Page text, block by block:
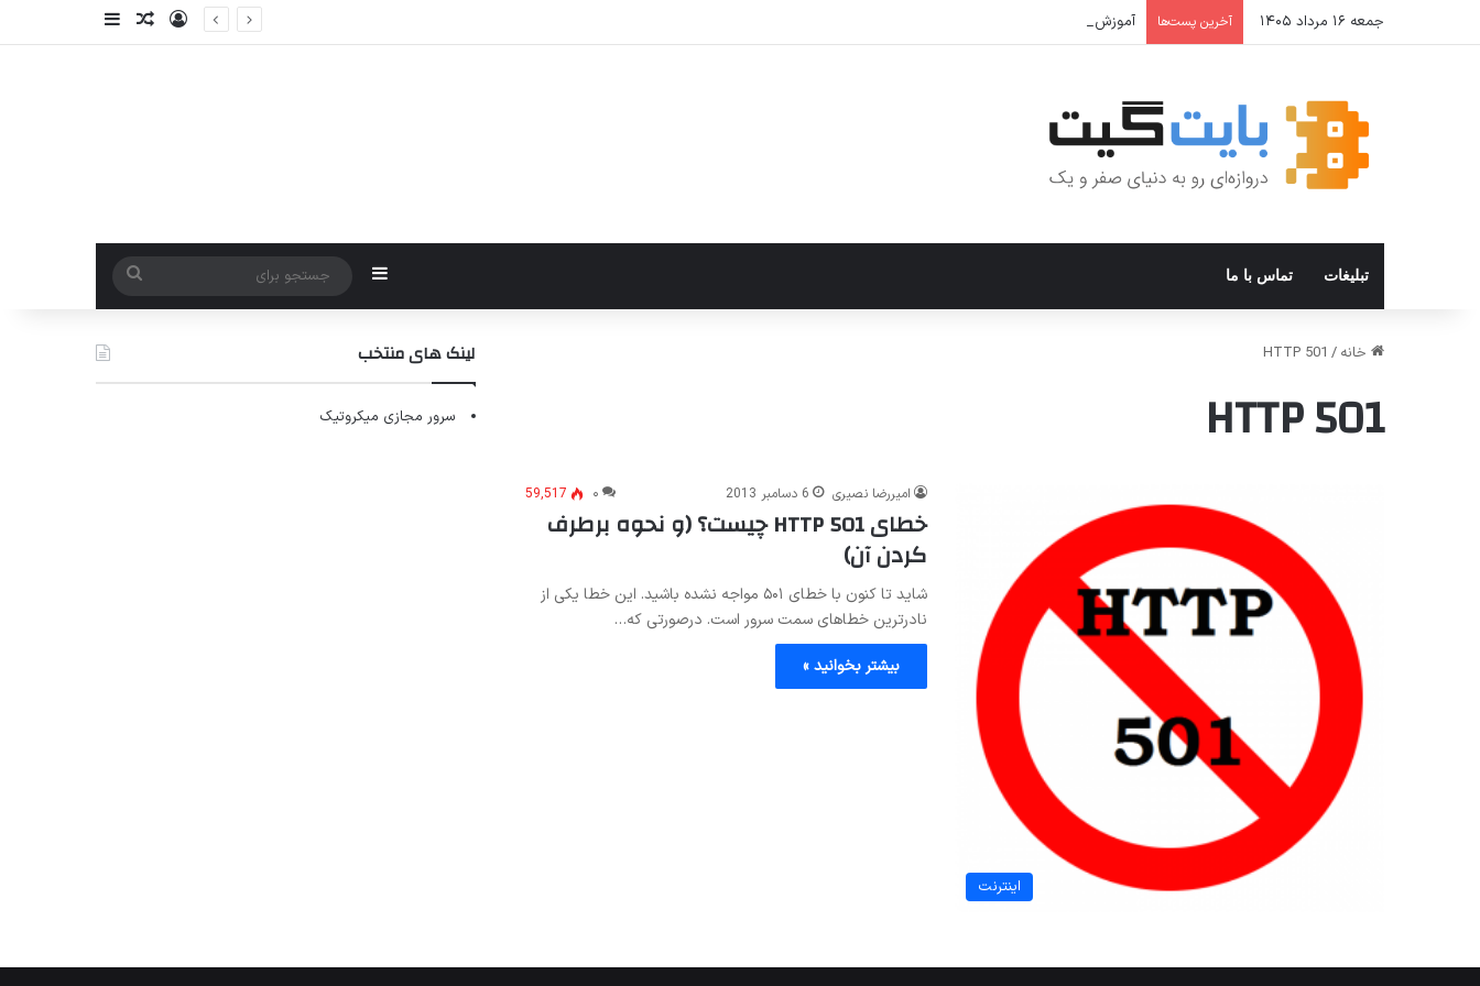
جمعه ۱۶ مرداد ۱۴۰۵ آخرین پست‌ها آموزش جامع Cron Job در Hermes Agent؛ قابلیت زمان‌بندی خودکار وظایف ورودنوشته تصادفی
سایدبار
تبلیغات تماس با ما سایدبار
جستجو
برای
خانه /
501 HTTP
501 HTTP
اینترنت
امیررضا نصیری 6 دسامبر 2013 ۰ 59,517
خطای HTTP 501 چیست؟ (و نحوه برطرف
کردن آن)
شاید تا کنون با خطای ۵۰۱ مواجه نشده باشید. این خطا یکی از
نادرترین خطاهای سمت سرور است. درصورتی که…
بیشتر بخوانید »
لینک های منتخب
سرور مجازی میکروتیک